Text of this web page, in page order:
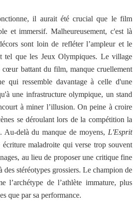
il aurait été crucial que le film
et immersif. Malheureusement, c'est là
sont loin de refléter l’ampleur et le
tel que les Jeux Olympiques. Le village
cœur battant du film, manque cruellement
qui ressemble davantage à celle d'une
une infrastructure olympique, un stand
à miner l’illusion. On peine à croire
se déroulant lors de la compétition la
Au-delà du manque de moyens, L'Esprit
écriture maladroite qui verse trop souvent
au lieu de proposer une critique fine
des stéréotypes grossiers. Le champion de
l’archétype de l’athlète immature, plus
que par sa performance.